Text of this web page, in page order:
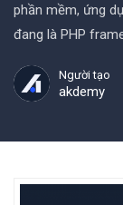
phần mềm, ứng
đang là PHP
Người tạo
akdemy